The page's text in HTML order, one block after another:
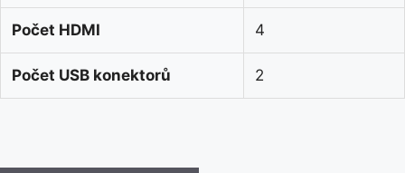
Počet HDMI 4
Počet USB konektorů 2